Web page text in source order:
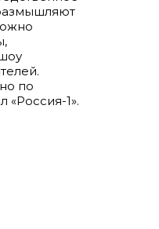
по
«Россия-1».